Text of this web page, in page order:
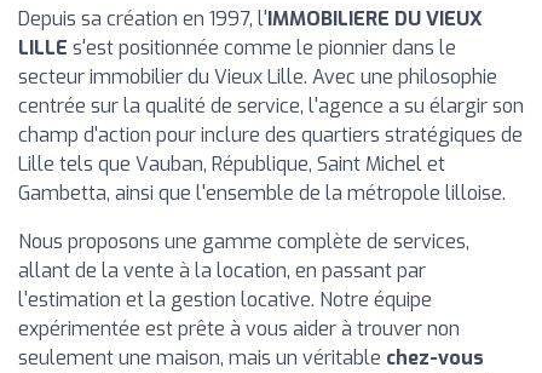
Depuis sa création en 1997, l'IMMOBILIERE DU VIEUX
LILLE s'est positionnée comme le pionnier dans le
secteur immobilier du Vieux Lille. Avec une philosophie
centrée sur la qualité de service, l'agence a su élargir son
champ d'action pour inclure des quartiers stratégiques de
Lille tels que Vauban, République, Saint Michel et
Gambetta, ainsi que l'ensemble de la métropole lilloise.
Nous proposons une gamme complète de services,
allant de la vente à la location, en passant par
l'estimation et la gestion locative. Notre équipe
expérimentée est prête à vous aider à trouver non
seulement une maison, mais un véritable chez-vous